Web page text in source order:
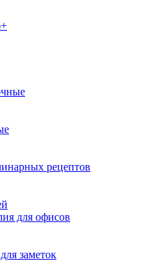
рецептов
для офисов
заметок